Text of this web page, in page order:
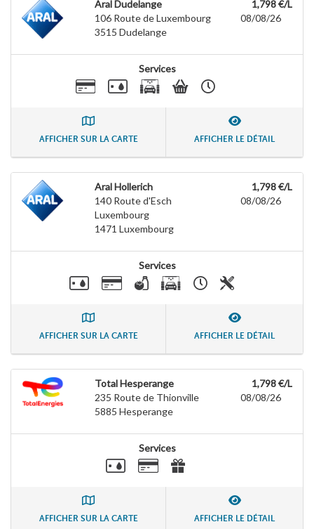
Aral Dudelange
106 Route de Luxembourg
3515 Dudelange
1,798 €/L
08/08/26
Services
AFFICHER SUR LA CARTE AFFICHER LE DÉTAIL
Aral Hollerich
140 Route d'Esch
Luxembourg
1471 Luxembourg
1,798 €/L
08/08/26
Services
AFFICHER SUR LA CARTE AFFICHER LE DÉTAIL
Total Hesperange
235 Route de Thionville
5885 Hesperange
1,798 €/L
08/08/26
Services
AFFICHER SUR LA CARTE AFFICHER LE DÉTAIL